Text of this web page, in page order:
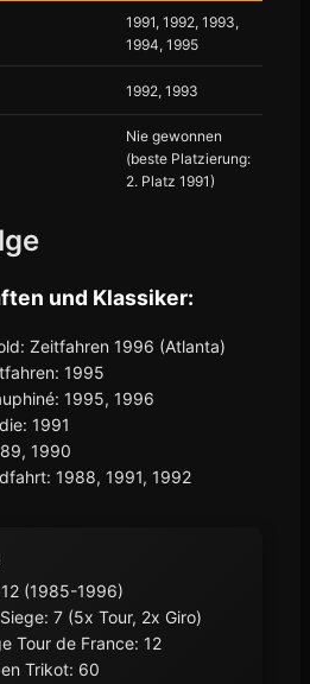
1991, 1992, 1993,
1994, 1995
1992, 1993
Nie gewonnen
(beste Platzierung:
2. Platz 1991)
und Klassiker:
Zeitfahren 1996 (Atlanta)
1995
1995, 1996
1991
1990
1988, 1991, 1992
(1985-1996)
7 (5x Tour, 2x Giro)
Tour de France: 12
Trikot: 60